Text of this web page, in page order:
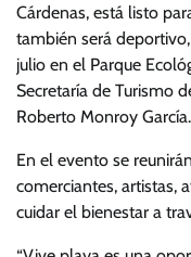
Cárdenas, está listo
también será
julio en el Parque
Secretaría de Turismo
Roberto Monroy García.
En el evento se
comerciantes, artistas,
cuidar el bienestar a